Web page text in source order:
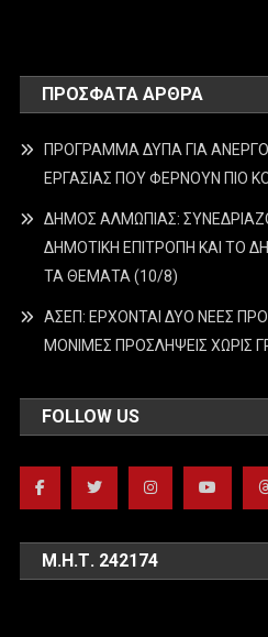
ΠΡΌΣΦΑΤΑ ΆΡΘΡΑ
ΠΡΟΓΡΑΜΜΑ ΔΥΠΑ ΓΙΑ
ΕΡΓΑΣΙΑΣ ΠΟΥ ΦΕΡΝΟΥΝ ΠΙΟ
ΔΗΜΟΣ ΑΛΜΩΠΙΑΣ:
ΔΗΜΟΤΙΚΗ ΕΠΙΤΡΟΠΗ ΚΑΙ ΤΟ
ΤΑ ΘΕΜΑΤΑ (10/8)
ΑΣΕΠ: ΕΡΧΟΝΤΑΙ ΔΥΟ ΝΕΕΣ
ΜΟΝΙΜΕΣ ΠΡΟΣΛΗΨΕΙΣ ΧΩΡΙΣ
FOLLOW US
Μ.Η.Τ. 242174